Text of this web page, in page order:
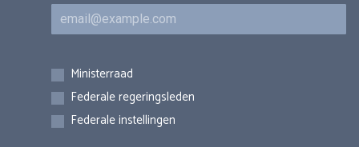
E-mail
Inschrijvingen
Ministerraad
Federale regeringsleden
Federale instellingen